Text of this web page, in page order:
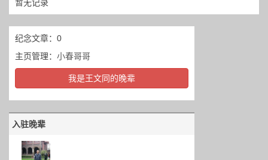
暂无记录
纪念文章：0
主页管理： 小春哥哥
我是王文同的晚辈
入驻晚辈